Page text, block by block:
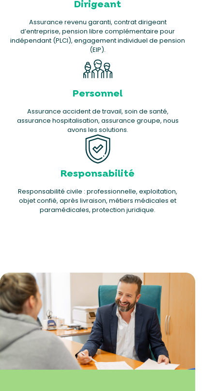
Dirigeant
Assurance revenu garanti, contrat dirigeant
d’entreprise, pension libre complémentaire pour
indépendant (PLCI), engagement individuel de pension
(EIP).
Personnel
Assurance accident de travail, soin de santé,
assurance hospitalisation, assurance groupe, nous
avons les solutions.
Responsabilité
Responsabilité civile : professionnelle, exploitation,
objet confié, après livraison, métiers médicales et
paramédicales, protection juridique.